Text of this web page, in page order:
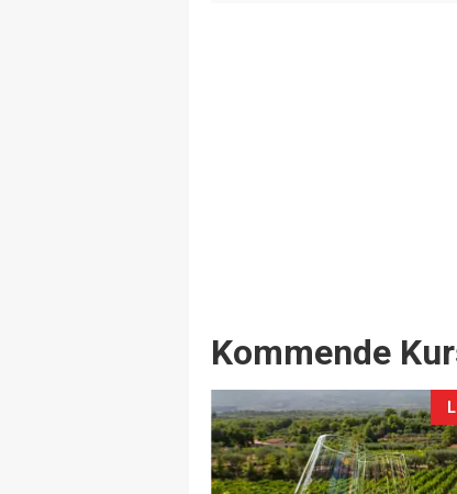
Events
Kommende